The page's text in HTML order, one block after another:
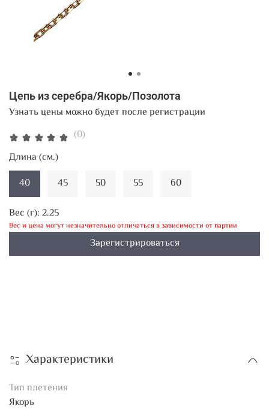
(0)
Цепь из серебра/Якорь/Позолота
Узнать цены можно будет после регистрации
Вес (г): 2.25
Вес и цена могут незначительно отличаться в зависимости от партии
Зарегистрироваться
Длина (см.)
40
45 50 55 60
Характеристики
Тип плетения
Якорь